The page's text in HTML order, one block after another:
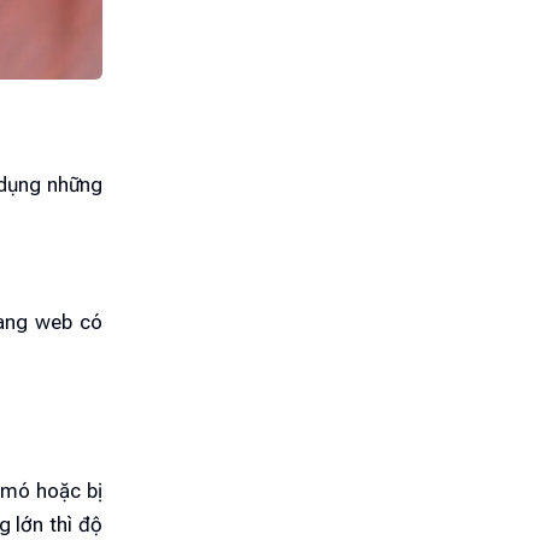
những
web có
hoặc bị
lớn thì độ